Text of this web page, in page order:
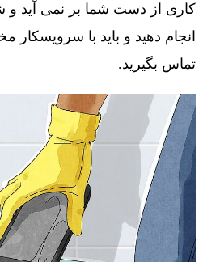
کاری از دست شما بر نمی آید و
انجام دهید و باید با
تماس بگیرید.